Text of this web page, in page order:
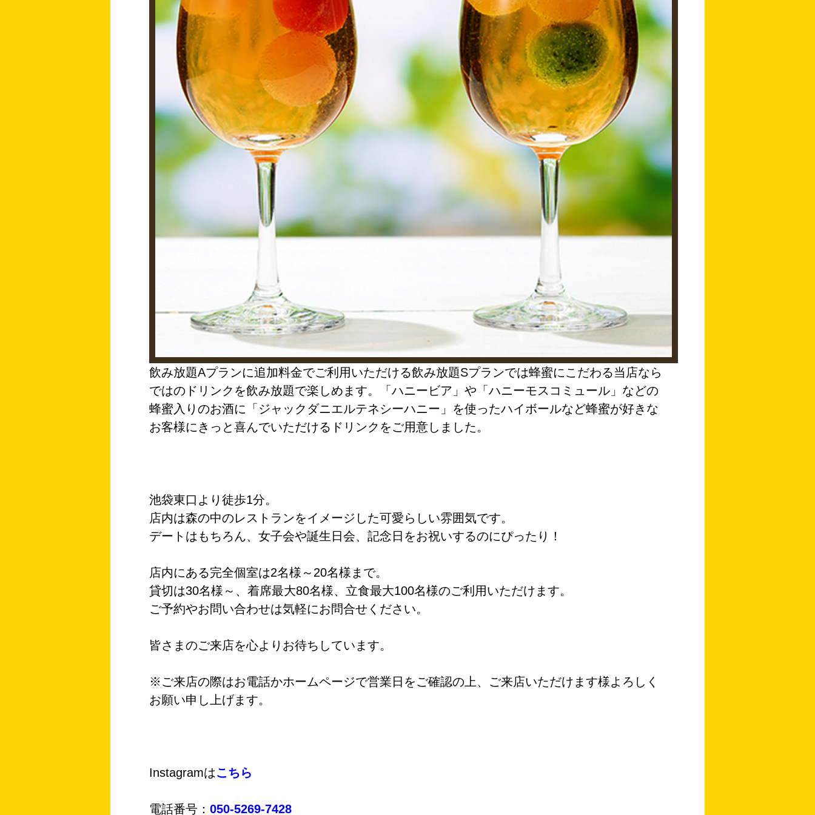
飲み放題Aプランに追加料金でご利用いただける飲み放題Sプランでは蜂蜜にこだわる当店なら
ではのドリンクを飲み放題で楽しめます。「ハニービア」や「ハニーモスコミュール」などの
蜂蜜入りのお酒に「ジャックダニエルテネシーハニー」を使ったハイボールなど蜂蜜が好きな
お客様にきっと喜んでいただけるドリンクをご用意しました。
池袋東口より徒歩1分。
店内は森の中のレストランをイメージした可愛らしい雰囲気です。
デートはもちろん、女子会や誕生日会、記念日をお祝いするのにぴったり！
店内にある完全個室は2名様～20名様まで。
貸切は30名様～、着席最大80名様、立食最大100名様のご利用いただけます。
ご予約やお問い合わせは気軽にお問合せください。
皆さまのご来店を心よりお待ちしています。
※ご来店の際はお電話かホームページで営業日をご確認の上、ご来店いただけます様よろしく
お願い申し上げます。
Instagramはこちら
電話番号： 050-5269-7428